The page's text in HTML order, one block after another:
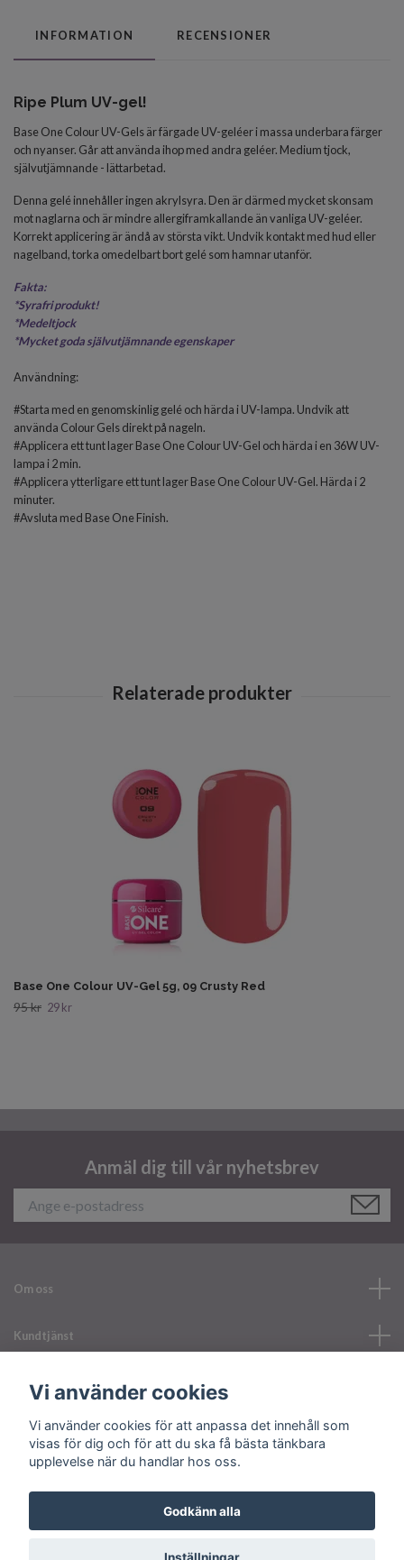
INFORMATION RECENSIONER
Ripe Plum UV-gel!
Base One Colour UV-Gels är färgade UV-geléer i massa underbara färger
och nyanser. Går att använda ihop med andra geléer. Medium tjock,
självutjämnande - lättarbetad.
Denna gelé innehåller ingen akrylsyra. Den är därmed mycket skonsam
mot naglarna och är mindre allergiframkallande än vanliga UV-geléer.
Korrekt applicering är ändå av största vikt. Undvik kontakt med hud eller
nagelband, torka omedelbart bort gelé som hamnar utanför.
Fakta:
*Syrafri produkt!
*Medeltjock
*Mycket goda självutjämnande egenskaper
Användning:
#Starta med en genomskinlig gelé och härda i UV-lampa. Undvik att
använda Colour Gels direkt på nageln.
#Applicera ett tunt lager Base One Colour UV-Gel och härda i en 36W UV-
lampa i 2 min.
#Applicera ytterligare ett tunt lager Base One Colour UV-Gel. Härda i 2
minuter.
#Avsluta med Base One Finish.
Base One Colour UV-Gel 5g, 09 Crusty Red
95 kr 29 kr
Anmäl dig till vår nyhetsbrev
Om oss
Kundtjänst
Läs mer
Sociala medier
© 2026 Your Nailerystore
Vi använder cookies
Vi använder cookies för att anpassa det innehåll som
visas för dig och för att du ska få bästa tänkbara
upplevelse när du handlar hos oss.
Godkänn alla